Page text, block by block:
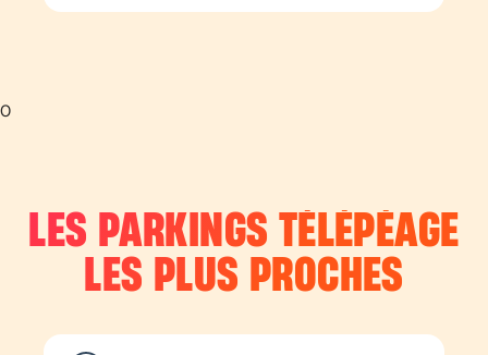
0
LES PARKINGS TÉLÉPÉAGE
LES PLUS PROCHES